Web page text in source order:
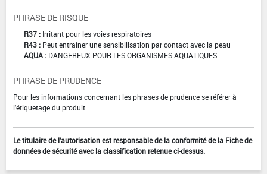
PHRASE DE RISQUE
R37 : Irritant pour les voies respiratoires
R43 : Peut entraîner une sensibilisation par contact avec la peau
AQUA : DANGEREUX POUR LES ORGANISMES AQUATIQUES
PHRASE DE PRUDENCE
Pour les informations concernant les phrases de prudence se référer à
l'étiquetage du produit.
Le titulaire de l'autorisation est responsable de la conformité de la Fiche de
données de sécurité avec la classification retenue ci-dessus.